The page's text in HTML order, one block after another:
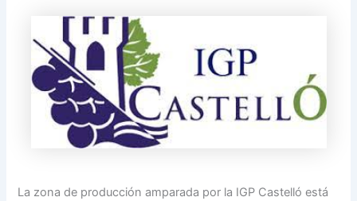
La zona de producción amparada por la IGP Castelló está